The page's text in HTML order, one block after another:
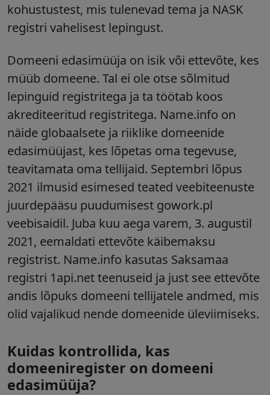
kohustustest, mis tulenevad tema ja NASK
registri vahelisest lepingust.
Domeeni edasimüüja on isik või ettevõte, kes
müüb domeene. Tal ei ole otse sõlmitud
lepinguid registritega ja ta töötab koos
akrediteeritud registritega. Name.info on
näide globaalsete ja riiklike domeenide
edasimüüjast, kes lõpetas oma tegevuse,
teavitamata oma tellijaid. Septembri lõpus
2021 ilmusid esimesed teated veebiteenuste
juurdepääsu puudumisest gowork.pl
veebisaidil. Juba kuu aega varem, 3. augustil
2021, eemaldati ettevõte käibemaksu
registrist. Name.info kasutas Saksamaa
registri 1api.net teenuseid ja just see ettevõte
andis lõpuks domeeni tellijatele andmed, mis
olid vajalikud nende domeenide üleviimiseks.
Kuidas kontrollida, kas
domeeniregister on domeeni
edasimüüja?